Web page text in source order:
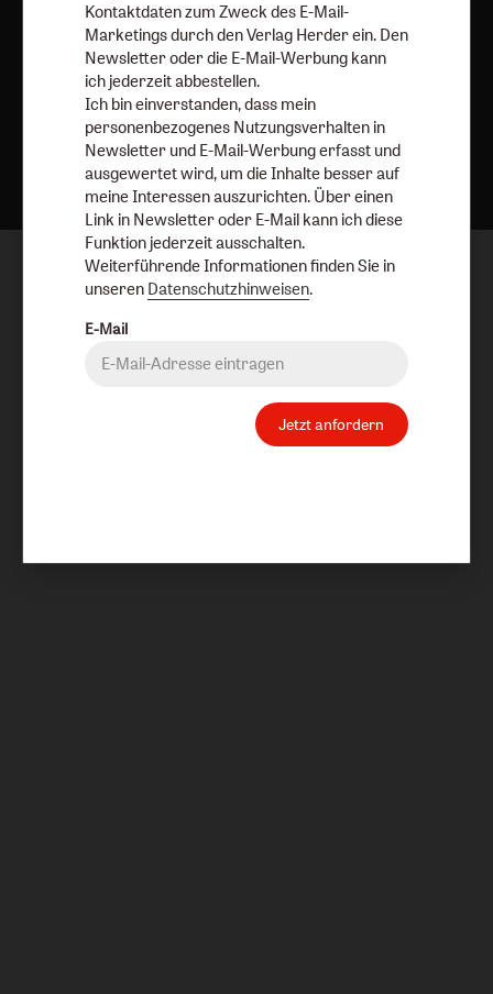
Nach oben
Kontaktdaten zum Zweck des E-Mail-
Marketings durch den Verlag Herder ein. Den
Newsletter oder die E-Mail-Werbung kann
ich jederzeit abbestellen.
Ich bin einverstanden, dass mein
personenbezogenes Nutzungsverhalten in
Newsletter und E-Mail-Werbung erfasst und
ausgewertet wird, um die Inhalte besser auf
meine Interessen auszurichten. Über einen
Link in Newsletter oder E-Mail kann ich diese
Funktion jederzeit ausschalten.
Weiterführende Informationen finden Sie in
unseren Datenschutzhinweisen.
E-Mail
Jetzt anfordern